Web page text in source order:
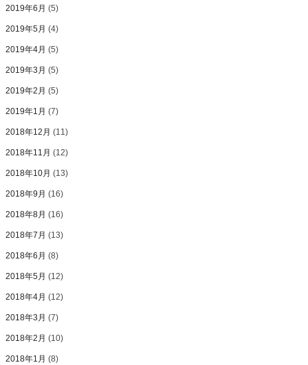
2019年6月 (5)
2019年5月 (4)
2019年4月 (5)
2019年3月 (5)
2019年2月 (5)
2019年1月 (7)
2018年12月 (11)
2018年11月 (12)
2018年10月 (13)
2018年9月 (16)
2018年8月 (16)
2018年7月 (13)
2018年6月 (8)
2018年5月 (12)
2018年4月 (12)
2018年3月 (7)
2018年2月 (10)
2018年1月 (8)